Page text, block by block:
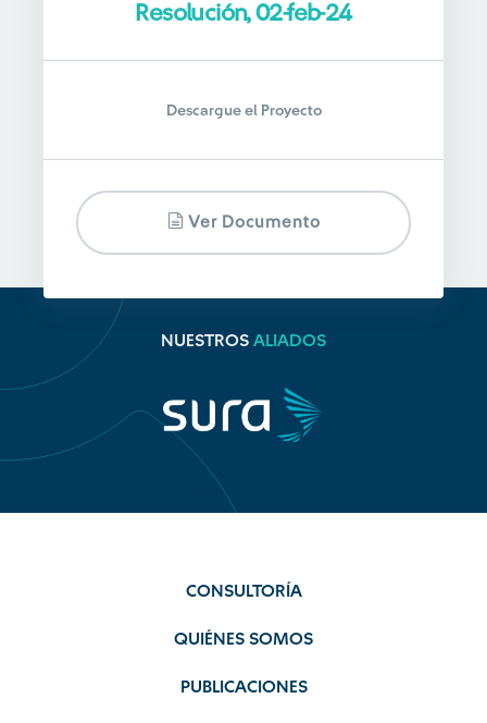
Resolución, 02-feb-24
Descargue el Proyecto
Ver Documento
NUESTROS ALIADOS
CONSULTORÍA
QUIÉNES SOMOS
PUBLICACIONES